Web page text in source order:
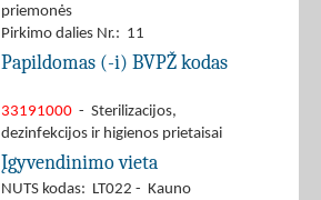
priemonės
Pirkimo dalies Nr.: 11
Papildomas (-i) BVPŽ kodas
33191000 - Sterilizacijos,
dezinfekcijos ir higienos prietaisai
Įgyvendinimo vieta
NUTS kodas: LT022 - Kauno